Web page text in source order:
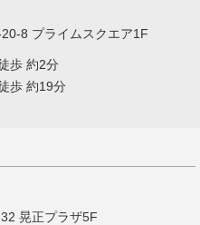
8 プライムスクエア1F
歩 約2分
歩 約19分
晃正プラザ5F